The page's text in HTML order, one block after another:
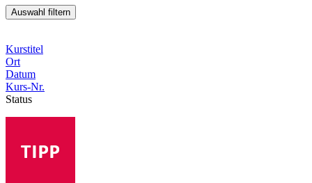
Kurstitel
Ort
Datum
Kurs-Nr.
Status